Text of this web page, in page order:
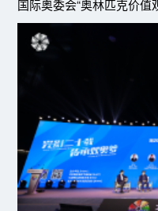
国际奥委会“奥林匹克价